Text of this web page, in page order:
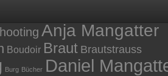
Anja Mangatter
Boudoir Braut Brautstrauss
Burg Bücher Daniel